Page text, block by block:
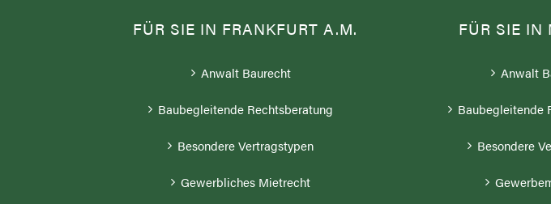
FÜR SIE IN FRANKFURT A.M.
Anwalt Baurecht
Baubegleitende Rechtsberatung
Besondere Vertragstypen
Gewerbliches Mietrecht
FÜR SIE IN
Anwalt
Baubegleitende
Besondere